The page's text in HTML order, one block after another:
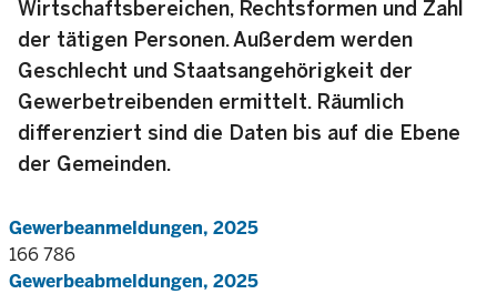
Wirtschaftsbereichen, Rechtsformen und Zahl
der tätigen Personen. Außerdem werden
Geschlecht und Staatsangehörigkeit der
Gewerbetreibenden ermittelt. Räumlich
differenziert sind die Daten bis auf die Ebene
der Gemeinden.
Gewerbeanmeldungen, 2025
166 786
Gewerbeabmeldungen, 2025